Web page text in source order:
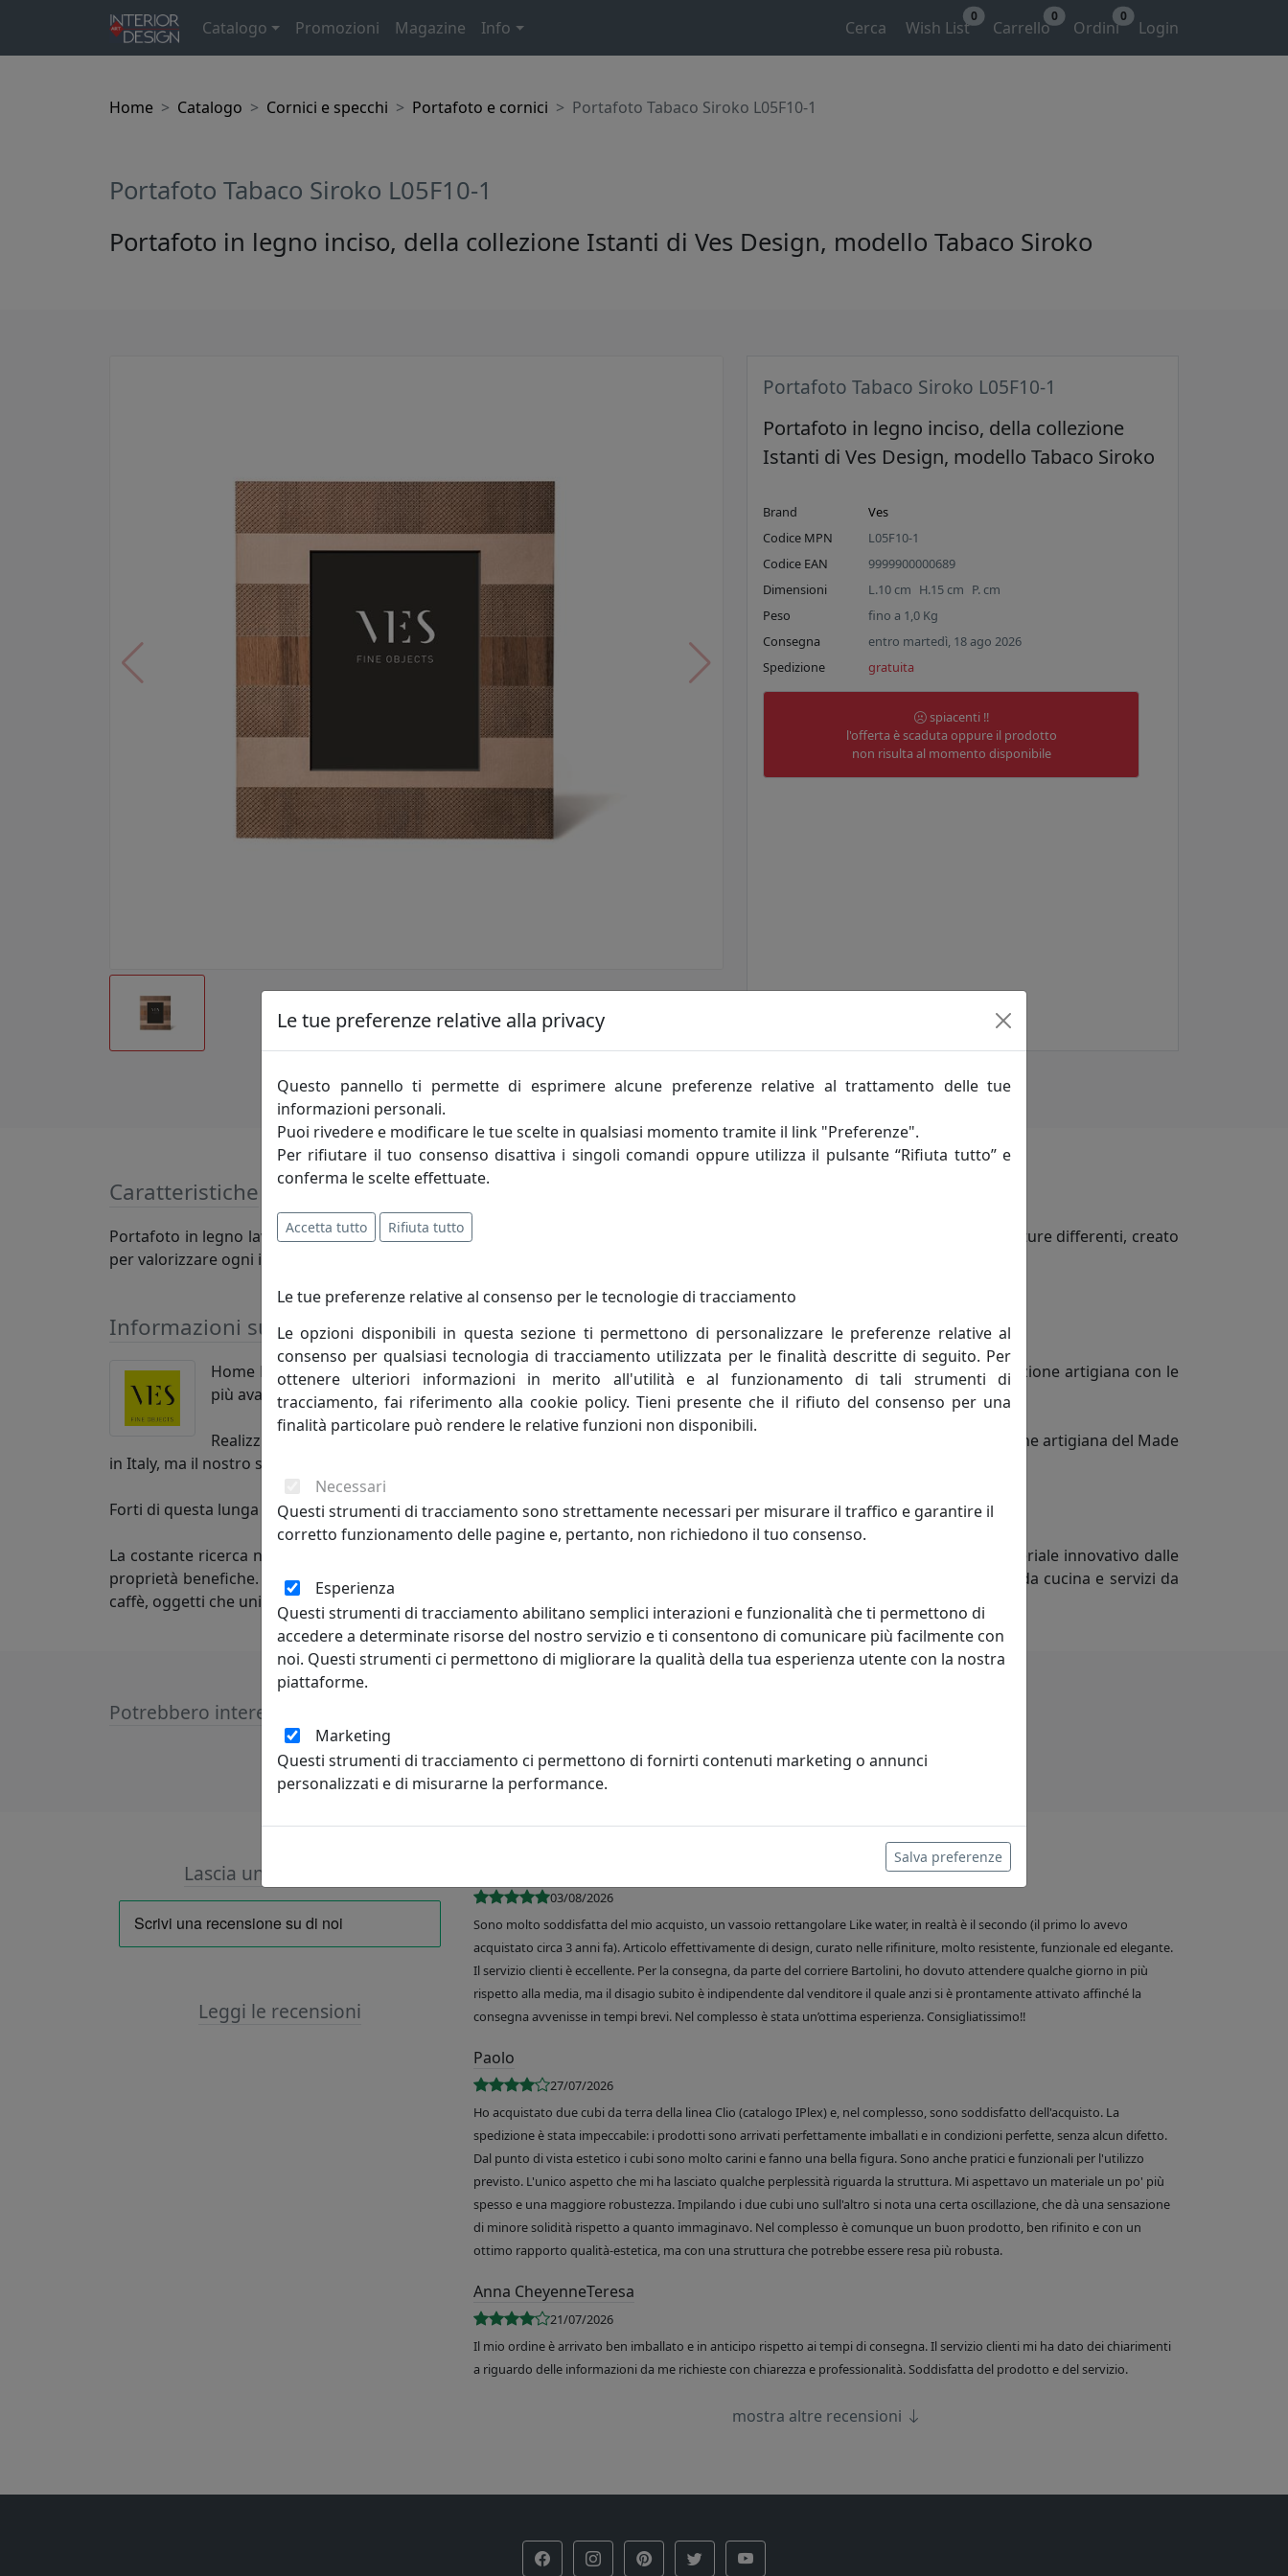
Catalogo Promozioni Magazine Info Cerca Wish List
0
Carrello
0
Ordini
0
Login
Home Catalogo Cornici e specchi Portafoto e cornici Portafoto Tabaco Siroko L05F10-1
Portafoto Tabaco Siroko L05F10-1
Portafoto in legno inciso, della collezione Istanti di Ves Design, modello Tabaco Siroko
Portafoto Tabaco Siroko L05F10-1
Portafoto in legno inciso, della collezione
Istanti di Ves Design, modello Tabaco Siroko
Brand
Ves
Codice MPN
L05F10-1
Codice EAN
9999900000689
Dimensioni
L.10 cm H.15 cm P. cm
Peso
fino a 1,0 Kg
Consegna
entro martedì, 18 ago 2026
Spedizione
gratuita
spiacenti !!
l'offerta è scaduta oppure il prodotto
non risulta al momento disponibile
Caratteristiche
Portafoto in legno lavorato con tecnologie dalla precisione diamantina che, strato dopo strato, danno vita a texture e sfumature differenti, creato
per valorizzare ogni istante della nostra vita.
Informazioni sul brand
Home Decor fatto in Italia. Realizziamo articoli per la casa e per la tavola che coniugano la creatività e la tradizione artigiana con le
più avanzate tecnologie produttive.
Realizziamo oggettistica e articoli da regalo da più di quarant’anni. Le nostre radici sono ben salde nella tradizione artigiana del Made
in Italy, ma il nostro sguardo è sempre rivolto alle innovazioni tecnologiche che ci hanno permesso di crescere e migliorarci.
Forti di questa lunga esperienza, abbiamo creato il marchio VES.
La costante ricerca nel campo del design e delle tecnologie ci ha portato a sperimentare l’utilizzo del Krion® K-LIFE, un materiale innovativo dalle
proprietà benefiche. Da questo fortunato incontro è nata la Collezione KLIN: orologi da parete, lampade da tavolo, taglieri da cucina e servizi da
caffè, oggetti che uniscono l’originale design VES alla salubrità del Krion® K-LIFE.
Potrebbero interessarti
Lascia una recensione
Leggi le recensioni
03/08/2026
Sono molto soddisfatta del mio acquisto, un vassoio rettangolare Like water, in realtà è il secondo (il primo lo avevo
acquistato circa 3 anni fa). Articolo effettivamente di design, curato nelle rifiniture, molto resistente, funzionale ed elegante.
Il servizio clienti è eccellente. Per la consegna, da parte del corriere Bartolini, ho dovuto attendere qualche giorno in più
rispetto alla media, ma il disagio subito è indipendente dal venditore il quale anzi si è prontamente attivato affinché la
consegna avvenisse in tempi brevi. Nel complesso è stata un’ottima esperienza. Consigliatissimo!!
Paolo
27/07/2026
Ho acquistato due cubi da terra della linea Clio (catalogo IPlex) e, nel complesso, sono soddisfatto dell'acquisto. La
spedizione è stata impeccabile: i prodotti sono arrivati perfettamente imballati e in condizioni perfette, senza alcun difetto.
Dal punto di vista estetico i cubi sono molto carini e fanno una bella figura. Sono anche pratici e funzionali per l'utilizzo
previsto. L'unico aspetto che mi ha lasciato qualche perplessità riguarda la struttura. Mi aspettavo un materiale un po' più
spesso e una maggiore robustezza. Impilando i due cubi uno sull'altro si nota una certa oscillazione, che dà una sensazione
di minore solidità rispetto a quanto immaginavo. Nel complesso è comunque un buon prodotto, ben rifinito e con un
ottimo rapporto qualità-estetica, ma con una struttura che potrebbe essere resa più robusta.
Anna CheyenneTeresa
21/07/2026
Il mio ordine è arrivato ben imballato e in anticipo rispetto ai tempi di consegna. Il servizio clienti mi ha dato dei chiarimenti
a riguardo delle informazioni da me richieste con chiarezza e professionalità. Soddisfatta del prodotto e del servizio.
mostra altre recensioni
Le tue preferenze relative alla privacy
Questo pannello ti permette di esprimere alcune preferenze relative al trattamento delle tue
informazioni personali.
Puoi rivedere e modificare le tue scelte in qualsiasi momento tramite il link "Preferenze".
Per rifiutare il tuo consenso disattiva i singoli comandi oppure utilizza il pulsante “Rifiuta tutto” e
conferma le scelte effettuate.
Accetta tutto Rifiuta tutto
Le tue preferenze relative al consenso per le tecnologie di tracciamento
Le opzioni disponibili in questa sezione ti permettono di personalizzare le preferenze relative al
consenso per qualsiasi tecnologia di tracciamento utilizzata per le finalità descritte di seguito. Per
ottenere ulteriori informazioni in merito all'utilità e al funzionamento di tali strumenti di
tracciamento, fai riferimento alla cookie policy. Tieni presente che il rifiuto del consenso per una
finalità particolare può rendere le relative funzioni non disponibili.
Necessari
Questi strumenti di tracciamento sono strettamente necessari per misurare il traffico e garantire il
corretto funzionamento delle pagine e, pertanto, non richiedono il tuo consenso.
Esperienza
Questi strumenti di tracciamento abilitano semplici interazioni e funzionalità che ti permettono di
accedere a determinate risorse del nostro servizio e ti consentono di comunicare più facilmente con
noi. Questi strumenti ci permettono di migliorare la qualità della tua esperienza utente con la nostra
piattaforme.
Marketing
Questi strumenti di tracciamento ci permettono di fornirti contenuti marketing o annunci
personalizzati e di misurarne la performance.
Salva preferenze